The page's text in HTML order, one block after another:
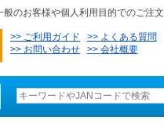
のお客様や個人利用目的でのご注文
ご利用ガイド
よくある質問
お問い合わせ
会社概要